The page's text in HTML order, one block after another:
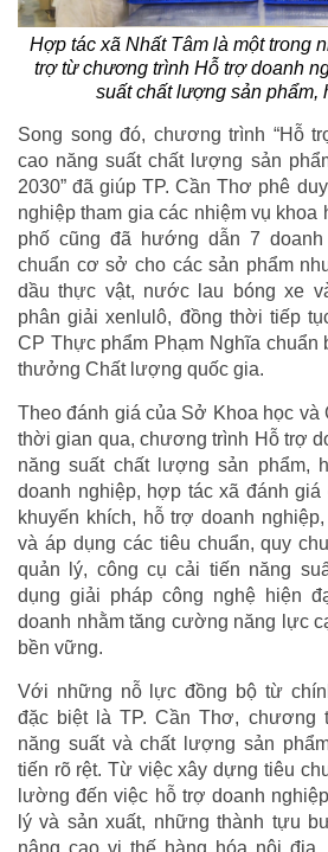
Hợp tác xã Nhất Tâm là một trong
trợ từ chương trình Hỗ trợ doanh
suất chất lượng sản phẩm,
Song song đó, chương trình “Hỗ
cao năng suất chất lượng sản
2030” đã giúp TP. Cần Thơ phê
nghiệp tham gia các nhiệm vụ khoa
phố cũng đã hướng dẫn 7
chuẩn cơ sở cho các sản phẩm
dầu thực vật, nước lau bóng xe
phân giải xenlulô, đồng thời tiếp
CP Thực phẩm Phạm Nghĩa chuẩn
thưởng Chất lượng quốc gia.
Theo đánh giá của Sở Khoa học và
thời gian qua, chương trình Hỗ trợ
năng suất chất lượng sản phẩm,
doanh nghiệp, hợp tác xã đánh
khuyến khích, hỗ trợ doanh
và áp dụng các tiêu chuẩn, quy
quản lý, công cụ cải tiến năng
dụng giải pháp công nghệ hiện
doanh nhằm tăng cường năng lực
bền vững.
Với những nỗ lực đồng bộ từ
đặc biệt là TP. Cần Thơ, chương
năng suất và chất lượng sản
tiến rõ rệt. Từ việc xây dựng tiêu
lường đến việc hỗ trợ doanh
lý và sản xuất, những thành tựu